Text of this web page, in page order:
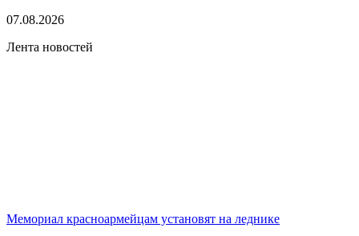
07.08.2026
Лента новостей
Мемориал красноармейцам установят на леднике